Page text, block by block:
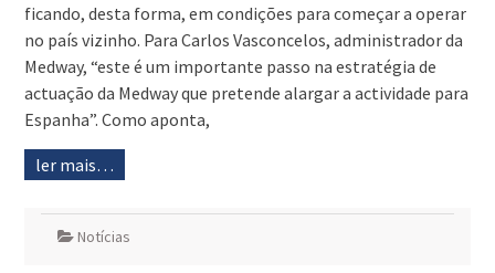
ficando, desta forma, em condições para começar a operar
no país vizinho. Para Carlos Vasconcelos, administrador da
Medway, “este é um importante passo na estratégia de
actuação da Medway que pretende alargar a actividade para
Espanha”. Como aponta,
ler mais…
Notícias